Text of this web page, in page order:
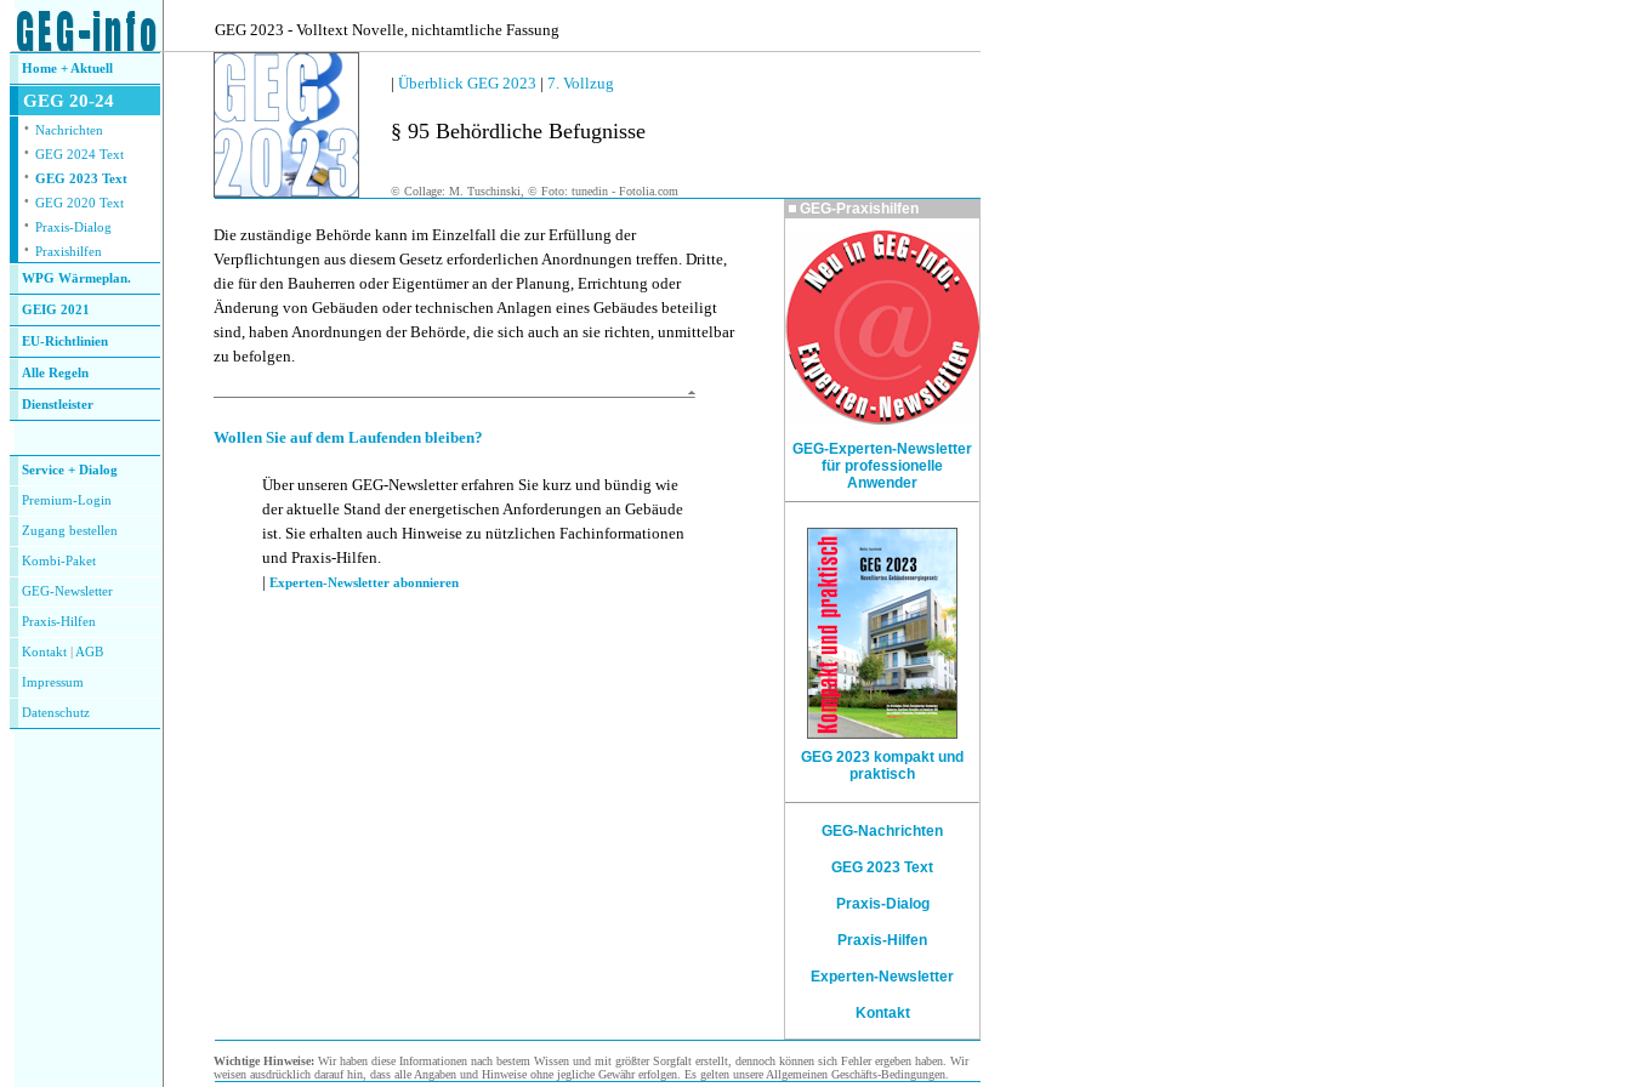
GEG 2023 - Volltext Novelle, nichtamtliche Fassung
Home + Aktuell
GEG 20-24
· Nachrichten
· GEG 2024 Text
· GEG 2023 Text
· GEG 2020 Text
· Praxis-Dialog
· Praxishilfen
WPG Wärmeplan.
GEIG 2021
EU-Richtlinien
Alle Regeln
Dienstleister
Service + Dialog
Premium-Login
Zugang bestellen
Kombi-Paket
GEG-Newsletter
Praxis-Hilfen
Kontakt AGB
Impressum
Datenschutz
| Überblick GEG 2023 | 7. Vollzug
§ 95 Behördliche Befugnisse
© Collage: M. Tuschinski, © Foto: tunedin - Fotolia.com
Die zuständige Behörde kann im Einzelfall die zur Erfüllung der
Verpflichtungen aus diesem Gesetz erforderlichen Anordnungen treffen. Dritte,
die für den Bauherren oder Eigentümer an der Planung, Errichtung oder
Änderung von Gebäuden oder technischen Anlagen eines Gebäudes beteiligt
sind, haben Anordnungen der Behörde, die sich auch an sie richten, unmittelbar
zu befolgen.
Wollen Sie auf dem Laufenden bleiben?
Über unseren GEG-Newsletter erfahren Sie kurz und bündig wie
der aktuelle Stand der energetischen Anforderungen an Gebäude
ist. Sie erhalten auch Hinweise zu nützlichen Fachinformationen
und Praxis-Hilfen.
| Experten-Newsletter abonnieren
GEG-Praxishilfen
GEG-Experten-Newsletter
für professionelle
Anwender
GEG 2023 kompakt und
praktisch
GEG-Nachrichten
GEG 2023 Text
Praxis-Dialog
Praxis-Hilfen
Experten-Newsletter
Kontakt
Wichtige Hinweise: Wir haben diese Informationen nach bestem Wissen und mit größter Sorgfalt erstellt, dennoch können sich Fehler ergeben haben. Wir
weisen ausdrücklich darauf hin, dass alle Angaben und Hinweise ohne jegliche Gewähr erfolgen. Es gelten unsere Allgemeinen Geschäfts-Bedingungen.